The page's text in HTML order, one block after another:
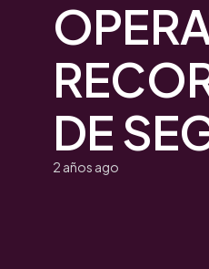
DE
2 años ago